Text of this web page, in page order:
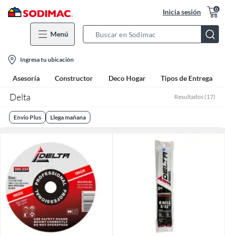
Inicia sesión 0
Menú
Bar
location-
icon
Ingresa tu ubicación
Asesoría Constructor Deco Hogar Tipos de Entrega
Delta Resultados (17)
Envio Plus Llega mañana